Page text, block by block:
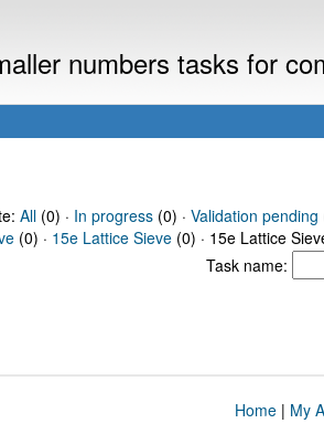
numbers tasks for
All(0) · In progress(0) · Validation pending
(0) · 15e Lattice Sieve (0) · 15e Lattice
Task name:
Home| My